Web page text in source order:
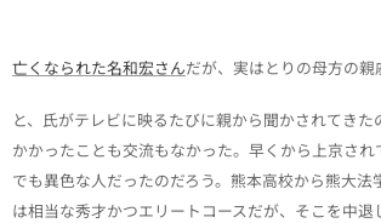
亡くなられた名和宏さんだが、実はとりの母方の親
と、氏がテレビに映るたびに親から聞かされてき
かかったことも交流もなかった。早くから上京さ
でも異色な人だったのだろう。熊本高校から熊大法
は相当な秀才かつエリートコースだが、そこを中退